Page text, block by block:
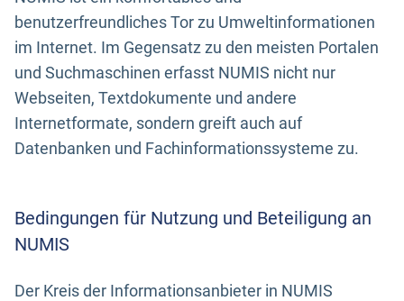
benutzerfreundliches Tor zu Umweltinformationen
im Internet. Im Gegensatz zu den meisten Portalen
und Suchmaschinen erfasst NUMIS nicht nur
Webseiten, Textdokumente und andere
Internetformate, sondern greift auch auf
Datenbanken und Fachinformationssysteme zu.
Bedingungen für Nutzung und Beteiligung an
NUMIS
Der Kreis der Informationsanbieter in NUMIS